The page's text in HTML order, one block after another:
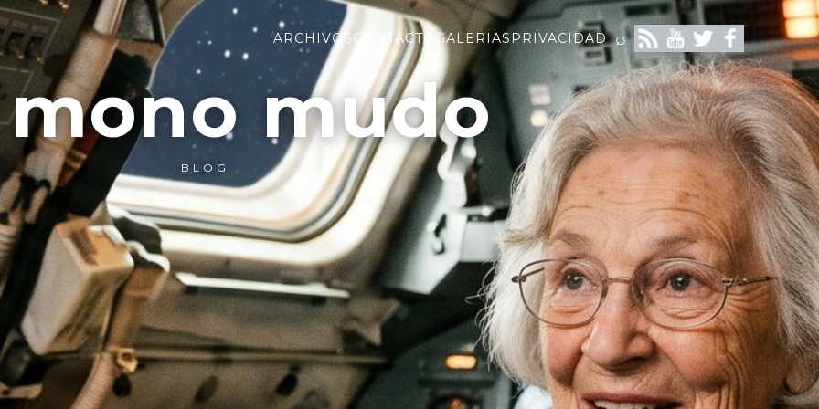
ARCHIVOSCONTACTO GALERIASPRIVACIDAD ⌕
mudo
BLOG